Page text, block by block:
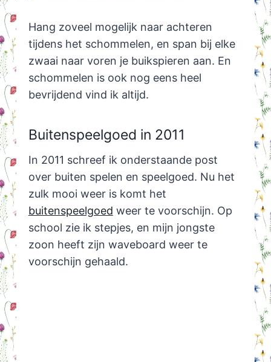
Hang zoveel mogelijk naar achteren
tijdens het schommelen, en span bij elke
zwaai naar voren je buikspieren aan. En
schommelen is ook nog eens heel
bevrijdend vind ik altijd.
Buitenspeelgoed in 2011
In 2011 schreef ik onderstaande post
over buiten spelen en speelgoed. Nu het
zulk mooi weer is komt het
buitenspeelgoed weer te voorschijn. Op
school zie ik stepjes, en mijn jongste
zoon heeft zijn waveboard weer te
voorschijn gehaald.